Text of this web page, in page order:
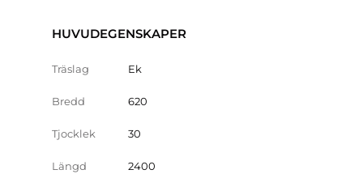
HUVUDEGENSKAPER
Träslag Ek
Bredd 620
Tjocklek 30
Längd 2400